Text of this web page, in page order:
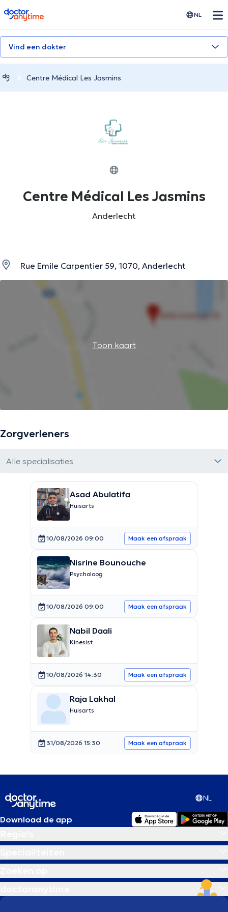
doctoranytime NL
Vind een dokter
Centre Médical Les Jasmins
Centre Médical Les Jasmins
Anderlecht
Rue Emile Carpentier 59, 1070, Anderlecht
Toon kaart
Zorgverleners
Alle specialisaties
Asad Abulatifa
Huisarts
10/08/2026 09:00 Maak een afspraak
Nisrine Bounouche
Psycholoog
10/08/2026 09:00 Maak een afspraak
Nabil Daali
Kinesist
10/08/2026 14:30 Maak een afspraak
Raja Lakhal
Huisarts
31/08/2026 15:30 Maak een afspraak
NL
Download de app